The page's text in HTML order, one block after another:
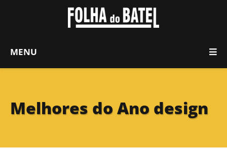
MENU
Melhores do Ano design